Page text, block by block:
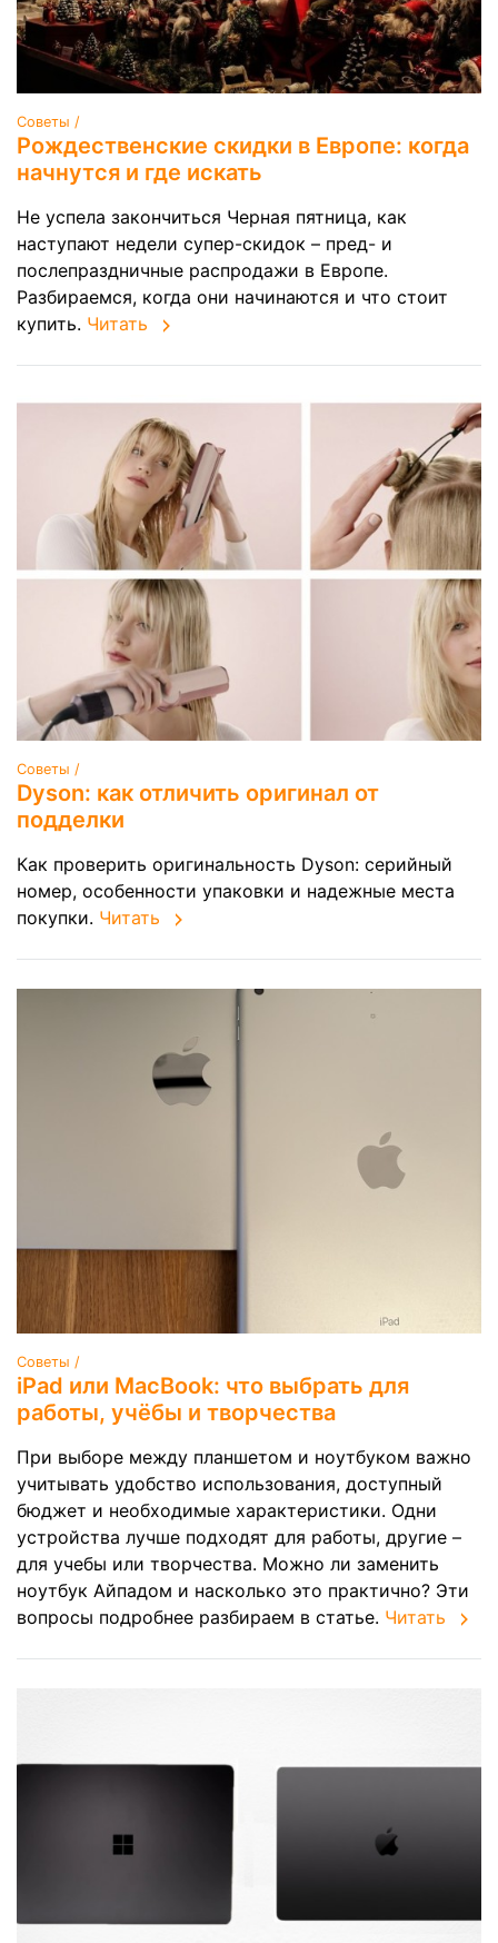
Советы /
Рождественские скидки в Европе: когда
начнутся и где искать
Не успела закончиться Черная пятница, как
наступают недели супер-скидок – пред- и
послепраздничные распродажи в Европе.
Разбираемся, когда они начинаются и что стоит
купить. Читать
Советы /
Dyson: как отличить оригинал от
подделки
Как проверить оригинальность Dyson: серийный
номер, особенности упаковки и надежные места
покупки. Читать
Советы /
iPad или MacBook: что выбрать для
работы, учёбы и творчества
При выборе между планшетом и ноутбуком важно
учитывать удобство использования, доступный
бюджет и необходимые характеристики. Одни
устройства лучше подходят для работы, другие –
для учебы или творчества. Можно ли заменить
ноутбук Айпадом и насколько это практично? Эти
вопросы подробнее разбираем в статье. Читать